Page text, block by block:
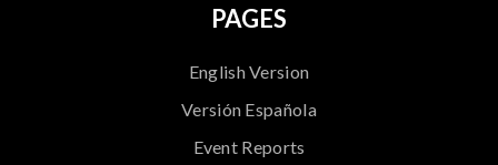
PAGES
English Version
Versión Española
Event Reports